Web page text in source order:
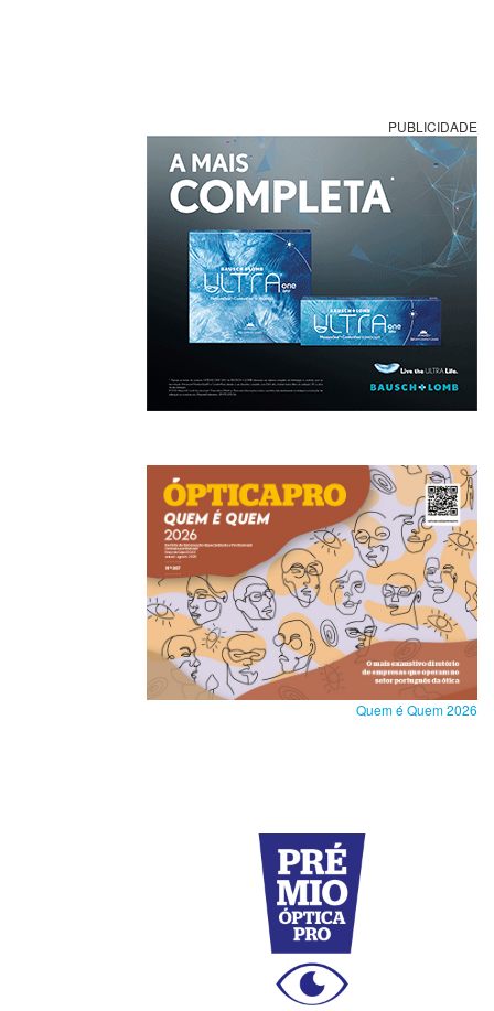
PUBLICIDADE
Quem é Quem 2026